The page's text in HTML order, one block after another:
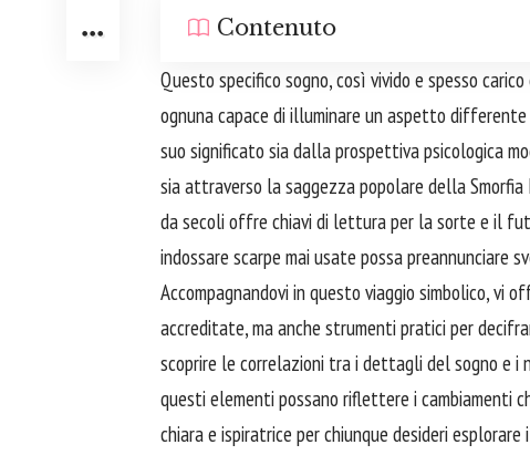
Contenuto
Questo specifico sogno, così vivido e spesso
ognuna capace di illuminare un aspetto
suo significato sia dalla prospettiva psicologica
sia attraverso la saggezza popolare della
da secoli offre chiavi di lettura per la sorte e il
indossare scarpe mai usate possa
Accompagnandovi in questo viaggio simbolico, vi
accreditate, ma anche strumenti pratici per
scoprire le correlazioni tra i dettagli del sogno e i
questi elementi possano riflettere i cambiamenti
chiara e ispiratrice per chiunque desideri